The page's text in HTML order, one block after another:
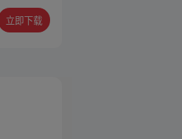
立即下载